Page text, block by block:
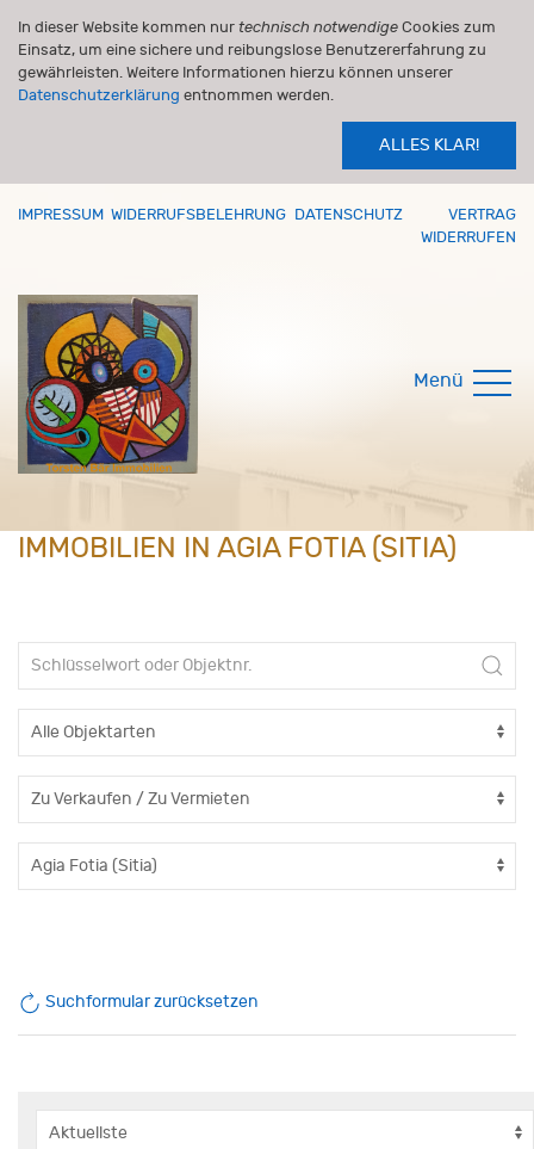
In dieser Website kommen nur technisch notwendige Cookies zum
Einsatz, um eine sichere und reibungslose Benutzererfahrung zu
gewährleisten. Weitere Informationen hierzu können unserer
Datenschutzerklärung entnommen werden.
ALLES KLAR!
IMPRESSUM WIDERRUFSBELEHRUNG DATENSCHUTZ
VERTRAG
WIDERRUFEN
Menü
IMMOBILIEN IN AGIA FOTIA (SITIA)
Suchformular zurücksetzen